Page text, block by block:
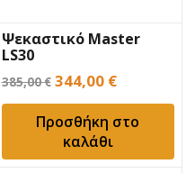
Ψεκαστικό Master
LS30
385,00€ Original
price
was:
385,00 €.
344,00 €Η
τρέχουσα
τιμή
344,00 €.
Προσθήκη στο
καλάθι